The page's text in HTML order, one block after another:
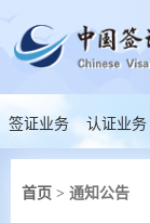
签证业务 认证业务
首页 > 通知公告